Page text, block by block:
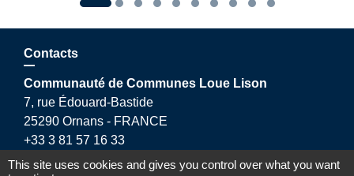
Contacts
Communauté de Communes Loue Lison
7, rue Édouard-Bastide
25290 Ornans - FRANCE
+33 3 81 57 16 33
Contact par formulaire
This site uses cookies and gives you control over what you want